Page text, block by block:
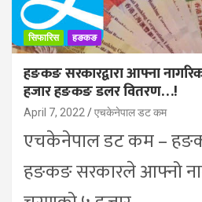
सिफारिस हङकङ
हङकङ सरकारद्वारा आफ्ना
हजार हङकङ डलर वितरण…!
April 7, 2022 एचकेनेपाल डट कम
एचकेनेपाल डट कम –
हङकङ सरकारले आफ्नो